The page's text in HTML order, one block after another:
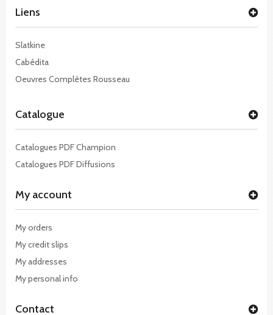
Liens
Slatkine
Cabédita
Oeuvres Complètes Rousseau
Catalogue
Catalogues PDF Champion
Catalogues PDF Diffusions
My account
My orders
My credit slips
My addresses
My personal info
Contact